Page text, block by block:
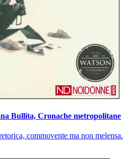
Bullita, Cronache metropolitane
commovente ma non melensa.